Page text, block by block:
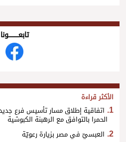
تابعــــــــــونا
الأكثر قراءة
اتفاقية إطلاق مسار تأسيس فرع
الحمرا بالتوافق مع الرهبنة الكبوشية
العبسيّ في مصر بزيارة رعويّة